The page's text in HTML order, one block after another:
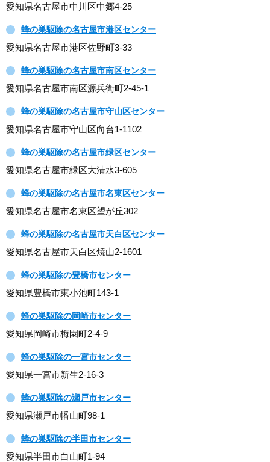
愛知県名古屋市中川区中郷4-25
蜂の巣駆除の名古屋市港区センター
愛知県名古屋市港区佐野町3-33
蜂の巣駆除の名古屋市南区センター
愛知県名古屋市南区源兵衛町2-45-1
蜂の巣駆除の名古屋市守山区センター
愛知県名古屋市守山区向台1-1102
蜂の巣駆除の名古屋市緑区センター
愛知県名古屋市緑区大清水3-605
蜂の巣駆除の名古屋市名東区センター
愛知県名古屋市名東区望が丘302
蜂の巣駆除の名古屋市天白区センター
愛知県名古屋市天白区焼山2-1601
蜂の巣駆除の豊橋市センター
愛知県豊橋市東小池町143-1
蜂の巣駆除の岡崎市センター
愛知県岡崎市梅園町2-4-9
蜂の巣駆除の一宮市センター
愛知県一宮市新生2-16-3
蜂の巣駆除の瀬戸市センター
愛知県瀬戸市幡山町98-1
蜂の巣駆除の半田市センター
愛知県半田市白山町1-94